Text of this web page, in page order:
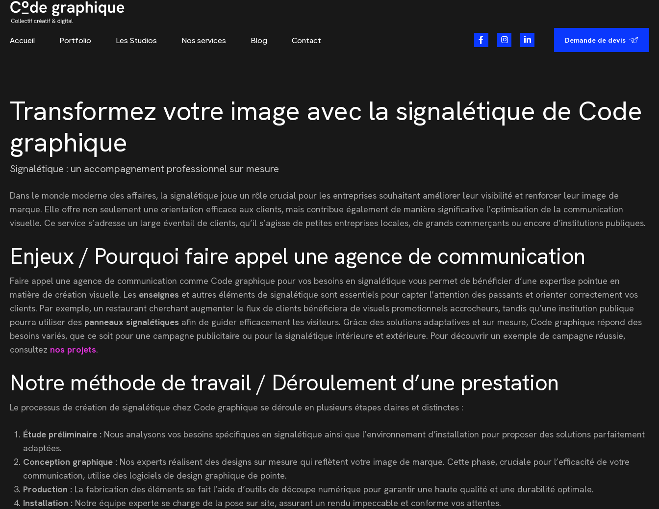
Accueil Portfolio Les Studios Nos services Blog Contact Demande de devis
Transformez votre image avec la signalétique de Code
graphique
Signalétique : un accompagnement professionnel sur mesure
Dans le monde moderne des affaires, la signalétique joue un rôle crucial pour les entreprises souhaitant améliorer leur visibilité et renforcer leur image de
marque. Elle offre non seulement une orientation efficace aux clients, mais contribue également de manière significative l’optimisation de la communication
visuelle. Ce service s’adresse un large éventail de clients, qu’il s’agisse de petites entreprises locales, de grands commerçants ou encore d’institutions publiques.
Enjeux / Pourquoi faire appel une agence de communication
Faire appel une agence de communication comme Code graphique pour vos besoins en signalétique vous permet de bénéficier d’une expertise pointue en
matière de création visuelle. Les enseignes et autres éléments de signalétique sont essentiels pour capter l’attention des passants et orienter correctement vos
clients. Par exemple, un restaurant cherchant augmenter le flux de clients bénéficiera de visuels promotionnels accrocheurs, tandis qu’une institution publique
pourra utiliser des panneaux signalétiques afin de guider efficacement les visiteurs. Grâce des solutions adaptatives et sur mesure, Code graphique répond des
besoins variés, que ce soit pour une campagne publicitaire ou pour la signalétique intérieure et extérieure. Pour découvrir un exemple de campagne réussie,
consultez nos projets.
Notre méthode de travail / Déroulement d’une prestation
Le processus de création de signalétique chez Code graphique se déroule en plusieurs étapes claires et distinctes :
Étude préliminaire : Nous analysons vos besoins spécifiques en signalétique ainsi que l’environnement d’installation pour proposer des solutions parfaitement
adaptées.
Conception graphique : Nos experts réalisent des designs sur mesure qui reflètent votre image de marque. Cette phase, cruciale pour l’efficacité de votre
communication, utilise des logiciels de design graphique de pointe.
Production : La fabrication des éléments se fait l’aide d’outils de découpe numérique pour garantir une haute qualité et une durabilité optimale.
Installation : Notre équipe experte se charge de la pose sur site, assurant un rendu impeccable et conforme vos attentes.